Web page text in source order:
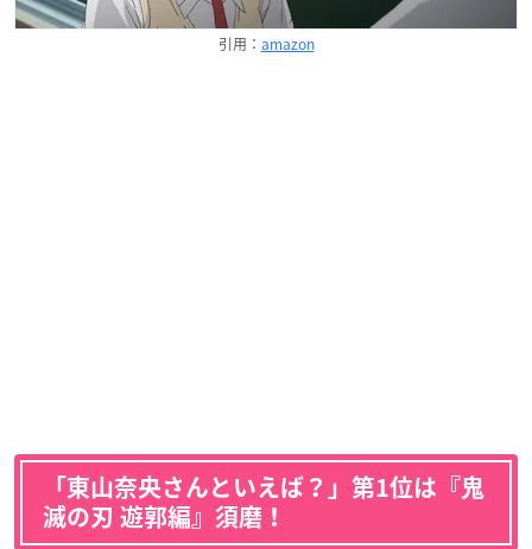
引用： amazon
「東山奈央さんといえば？」第1位は『鬼
滅の刃 遊郭編』須磨！